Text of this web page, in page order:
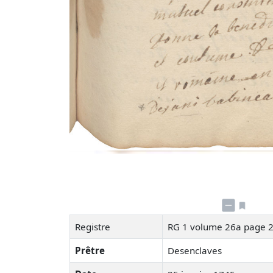
Registre
RG 1 volume 26a page
Prêtre
Desenclaves